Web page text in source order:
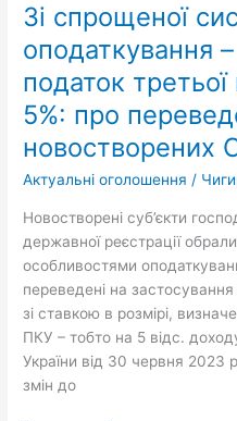
Зі спрощеної
оподаткування
податок
5%: про
новостворених
Актуальні оголошення /
Новостворені суб’єкти
державної реєстрації
особливостями
переведені на
зі ставкою в розмірі,
ПКУ – тобто на 5 відс.
України від 30 червня
змін до
системи
–
на
єдиний
третьої
групи
5%:
переведення
новостворених